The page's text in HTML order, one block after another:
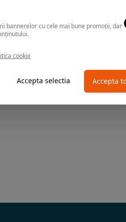
bannerelor cu cele mai bune promoții, dar
cookie
Accepta selectia Accepta